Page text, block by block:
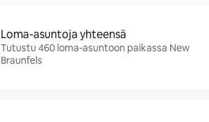
Loma-asuntoja yhteensä
Tutustu 460 loma-asuntoon paikassa New
Braunfels